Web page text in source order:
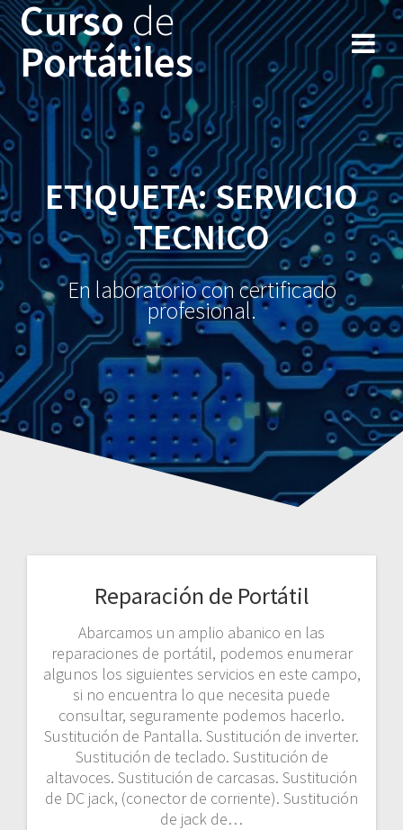
Cursode
Portátiles
ETIQUETA: SERVICIO
TECNICO
En laboratorio con certificado
profesional.
Reparación de Portátil
Abarcamos un amplio abanico en las
reparaciones de portátil, podemos enumerar
algunos los siguientes servicios en este campo,
si no encuentra lo que necesita puede
consultar, seguramente podemos hacerlo.
Sustitución de Pantalla. Sustitución de inverter.
Sustitución de teclado. Sustitución de
altavoces. Sustitución de carcasas. Sustitución
de DC jack, (conector de corriente). Sustitución
de jack de…